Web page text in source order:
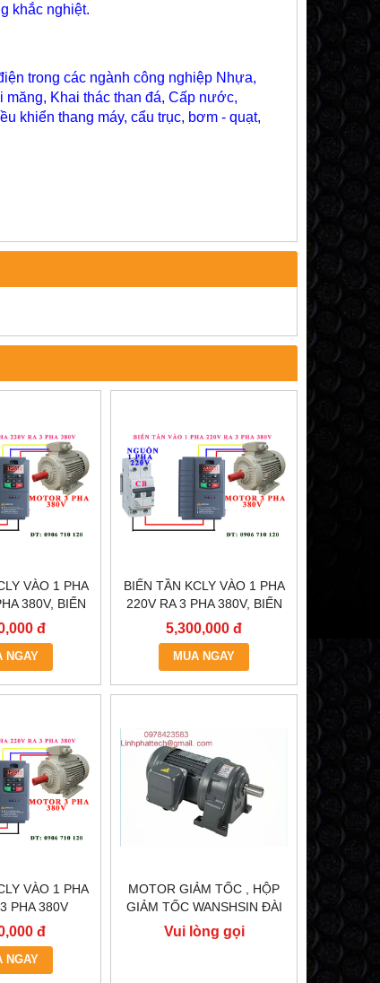
khắc nghiệt.
trong các ngành công nghiệp Nhựa,
măng, Khai thác than đá, Cấp nước,
khiển thang máy, cẩu trục, bơm - quạt,
VÀO 1 PHA
380V, BIẾN
KOC600-
B
đ
NGAY
BIẾN TẦN KCLY VÀO 1 PHA
220V RA 3 PHA 380V, BIẾN
TẦN KCLY KOC600-
3R7GT3-B
5,300,000 đ
MUA NGAY
VÀO 1 PHA
PHA 380V
TẦN KCLY
R75GT3-B
đ
NGAY
MOTOR GIẢM TỐC , HỘP
GIẢM TỐC WANSHSIN ĐÀI
LOAN GH40-2200-3S /
2.2KW 2200W 3HP
Vui lòng gọi